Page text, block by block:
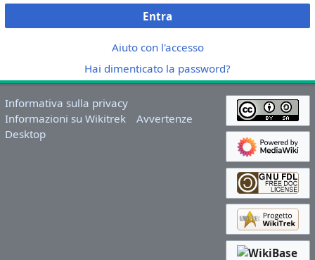
Entra
Aiuto con l'accesso
Hai dimenticato la password?
Informativa sulla privacy
Informazioni su Wikitrek
Avvertenze
Desktop